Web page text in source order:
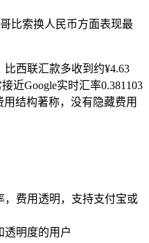
比索换人民币方面表现最
比西联汇款多收到约¥4.63
近Google实时汇率0.381103
用结构著称，没有隐藏费用
，费用透明，支持支付宝或
透明度的用户